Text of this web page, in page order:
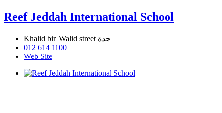
Reef Jeddah International School
Khalid bin Walid street جدة
012 614 1100
Web Site